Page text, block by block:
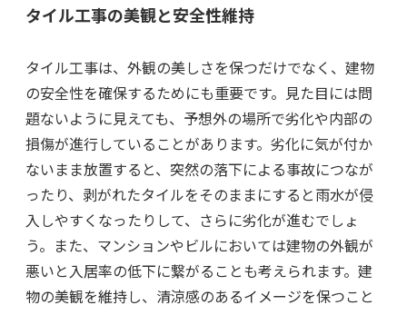
タイル工事の美観と安全性維持
タイル工事は、外観の美しさを保つだけでなく、建物
の安全性を確保するためにも重要です。見た目には問
題ないように見えても、予想外の場所で劣化や内部の
損傷が進行していることがあります。劣化に気が付か
ないまま放置すると、突然の落下による事故につなが
ったり、剥がれたタイルをそのままにすると雨水が侵
入しやすくなったりして、さらに劣化が進むでしょ
う。また、マンションやビルにおいては建物の外観が
悪いと入居率の低下に繋がることも考えられます。建
物の美観を維持し、清涼感のあるイメージを保つこと